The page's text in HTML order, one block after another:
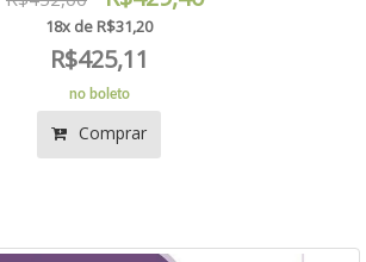
18x de R$31,20
R$425,11
no boleto
Comprar